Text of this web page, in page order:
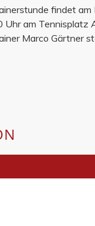
findet
am Tennisplatz
Marco Gärtner